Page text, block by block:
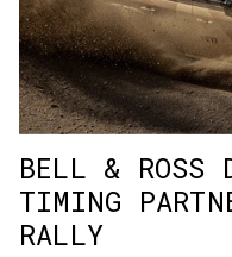
BELL & ROSS
TIMING
RALLY